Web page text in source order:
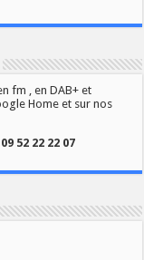
fm , en DAB+ et
Home et sur nos
09 52 22 22 07